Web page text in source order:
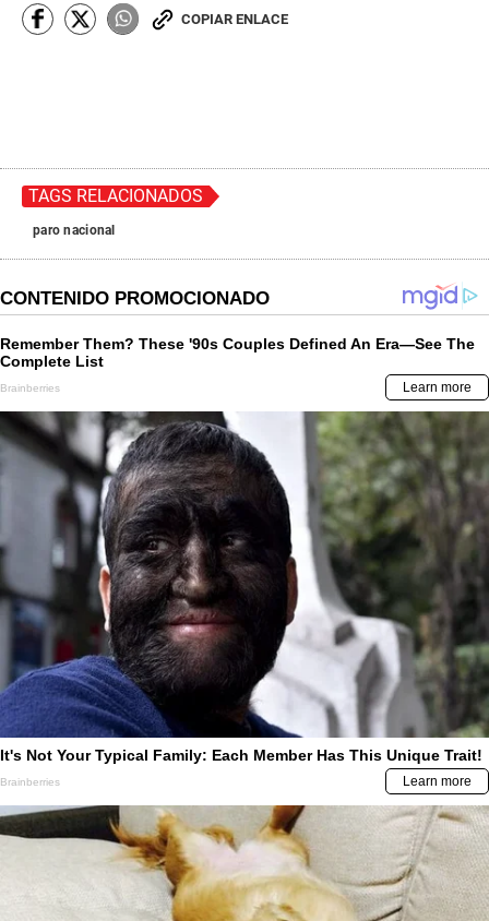
COPIAR ENLACE
TAGS RELACIONADOS
paro nacional